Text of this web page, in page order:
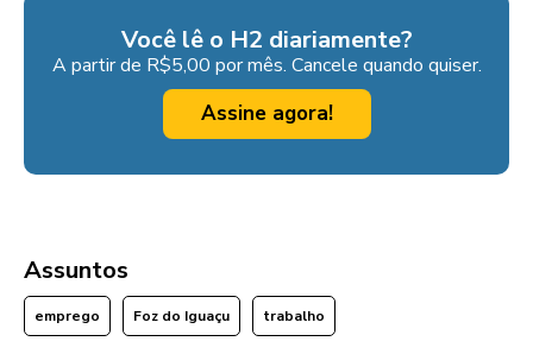
Você lê o H2 diariamente?
A partir de R$5,00 por mês. Cancele quando quiser.
Assine agora!
Assuntos
emprego Foz do Iguaçu trabalho